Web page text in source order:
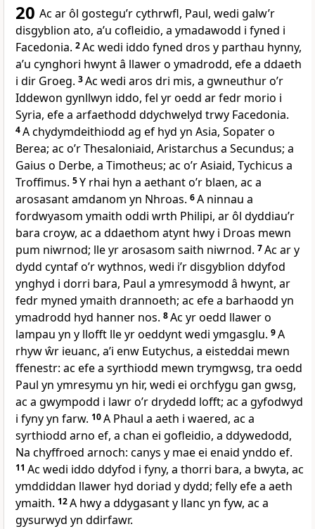
20 Ac ar ôl gostegu’r cythrwfl, Paul, wedi galw’r
disgyblion ato, a’u cofleidio, a ymadawodd i fyned i
Facedonia. 2Ac wedi iddo fyned dros y parthau hynny,
a’u cynghori hwynt â llawer o ymadrodd, efe a ddaeth
i dir Groeg. 3Ac wedi aros dri mis, a gwneuthur o’r
Iddewon gynllwyn iddo, fel yr oedd ar fedr morio i
Syria, efe a arfaethodd ddychwelyd trwy Facedonia.
4A chydymdeithiodd ag ef hyd yn Asia, Sopater o
Berea; ac o’r Thesaloniaid, Aristarchus a Secundus; a
Gaius o Derbe, a Timotheus; ac o’r Asiaid, Tychicus a
Troffimus. 5Y rhai hyn a aethant o’r blaen, ac a
arosasant amdanom yn Nhroas. 6A ninnau a
fordwyasom ymaith oddi wrth Philipi, ar ôl dyddiau’r
bara croyw, ac a ddaethom atynt hwy i Droas mewn
pum niwrnod; lle yr arosasom saith niwrnod. 7Ac ar y
dydd cyntaf o’r wythnos, wedi i’r disgyblion ddyfod
ynghyd i dorri bara, Paul a ymresymodd â hwynt, ar
fedr myned ymaith drannoeth; ac efe a barhaodd yn
ymadrodd hyd hanner nos. 8Ac yr oedd llawer o
lampau yn y llofft lle yr oeddynt wedi ymgasglu. 9A
rhyw ŵr ieuanc, a’i enw Eutychus, a eisteddai mewn
ffenestr: ac efe a syrthiodd mewn trymgwsg, tra oedd
Paul yn ymresymu yn hir, wedi ei orchfygu gan gwsg,
ac a gwympodd i lawr o’r drydedd lofft; ac a gyfodwyd
i fyny yn farw. 10A Phaul a aeth i waered, ac a
syrthiodd arno ef, a chan ei gofleidio, a ddywedodd,
Na chyffroed arnoch: canys y mae ei enaid ynddo ef.
11 Ac wedi iddo ddyfod i fyny, a thorri bara, a bwyta, ac
ymddiddan llawer hyd doriad y dydd; felly efe a aeth
ymaith. 12A hwy a ddygasant y llanc yn fyw, ac a
gysurwyd yn ddirfawr.